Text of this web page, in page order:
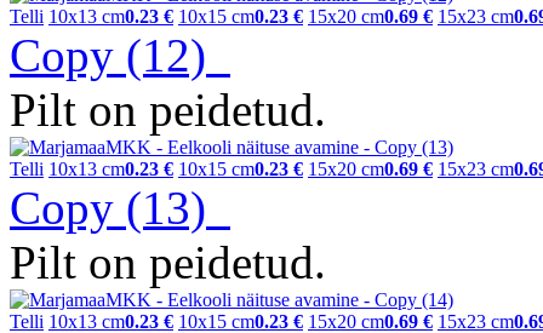
Telli 10x13 cm0.23 € 10x15 cm0.23 € 15x20 cm0.69 € 15x23 cm
Copy (12)
Pilt on peidetud.
Telli 10x13 cm0.23 € 10x15 cm0.23 € 15x20 cm0.69 € 15x23 cm
Copy (13)
Pilt on peidetud.
Telli 10x13 cm0.23 € 10x15 cm0.23 € 15x20 cm0.69 € 15x23 cm